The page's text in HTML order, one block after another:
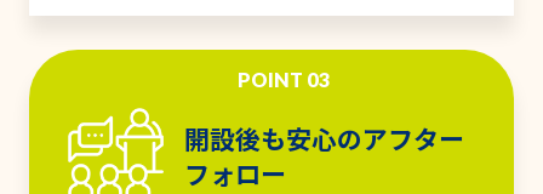
POINT 03
開設後も安心のアフター
フォロー